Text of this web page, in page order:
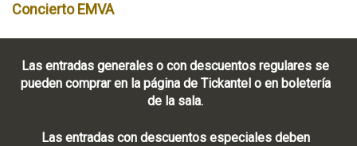
Concierto EMVA
Las entradas generales o con descuentos regulares se
pueden comprar en la página de Tickantel o en boletería
de la sala.
Las entradas con descuentos especiales deben